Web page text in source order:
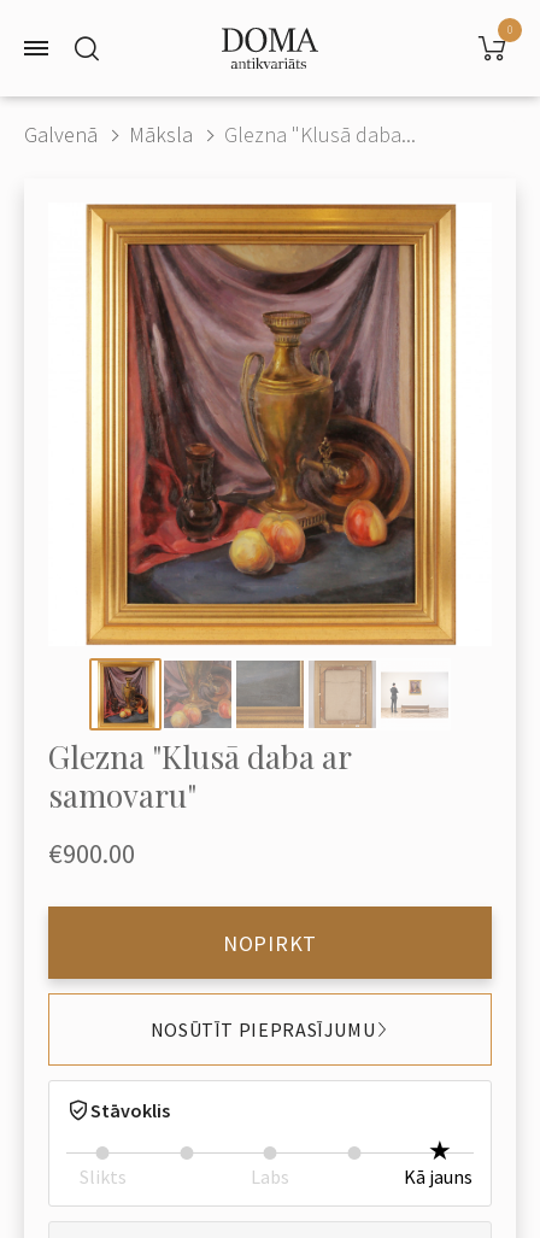
0
Galvenā Māksla Glezna "Klusā daba...
Glezna "Klusā daba ar
samovaru"
€900.00
NOPIRKT
NOSŪTĪT PIEPRASĪJUMU
Stāvoklis
Slikts Labs Kā jauns